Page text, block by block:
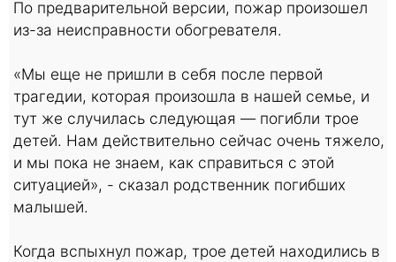
По предварительной версии, пожар произошел
из-за неисправности обогревателя.
«Мы еще не пришли в себя после первой
трагедии, которая произошла в нашей семье, и
тут же случилась следующая — погибли трое
детей. Нам действительно сейчас очень тяжело,
и мы пока не знаем, как справиться с этой
ситуацией», - сказал родственник погибших
малышей.
Когда вспыхнул пожар, трое детей находились в